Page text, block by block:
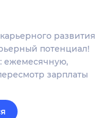
развития
потенциал!
ежемесячную,
зарплаты